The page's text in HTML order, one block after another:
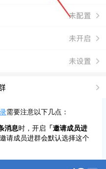
需要注意以下几点：
消息时，开启 「邀请成员进
请成员进群会默认选择这个